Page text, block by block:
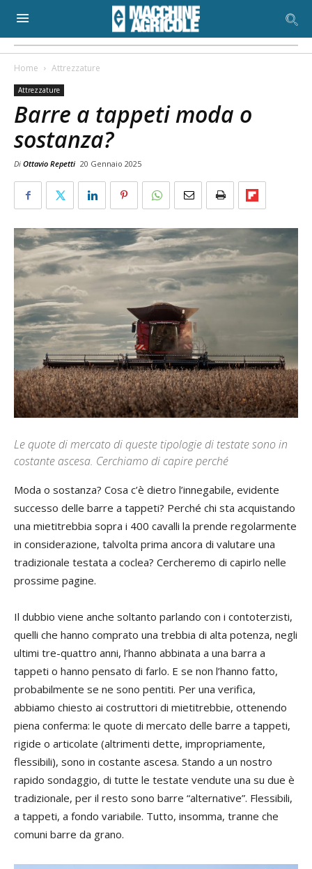
Home Attrezzature
Attrezzature
Barre a tappeti moda o
sostanza?
Di Ottavio Repetti 20 Gennaio 2025
Le quote di mercato di queste tipologie di testate sono in
costante ascesa. Cerchiamo di capire perché
Moda o sostanza? Cosa c’è dietro l’innegabile, evidente
successo delle barre a tappeti? Perché chi sta acquistando
una mietitrebbia sopra i 400 cavalli la prende regolarmente
in considerazione, talvolta prima ancora di valutare una
tradizionale testata a coclea? Cercheremo di capirlo nelle
prossime pagine.
Il dubbio viene anche soltanto parlando con i contoterzisti,
quelli che hanno comprato una trebbia di alta potenza, negli
ultimi tre-quattro anni, l’hanno abbinata a una barra a
tappeti o hanno pensato di farlo. E se non l’hanno fatto,
probabilmente se ne sono pentiti. Per una verifica,
abbiamo chiesto ai costruttori di mietitrebbie, ottenendo
piena conferma: le quote di mercato delle barre a tappeti,
rigide o articolate (altrimenti dette, impropriamente,
flessibili), sono in costante ascesa. Stando a un nostro
rapido sondaggio, di tutte le testate vendute una su due è
tradizionale, per il resto sono barre “alternative”. Flessibili,
a tappeti, a fondo variabile. Tutto, insomma, tranne che
comuni barre da grano.